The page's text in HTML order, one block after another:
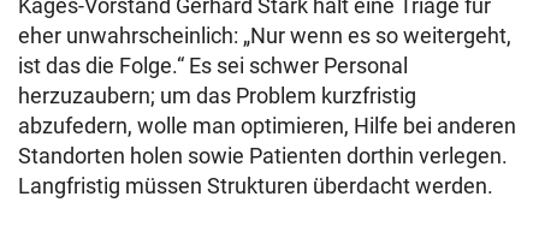
Kages-Vorstand Gerhard Stark hält eine Triage für
eher unwahrscheinlich: „Nur wenn es so weitergeht,
ist das die Folge.“ Es sei schwer Personal
herzuzaubern; um das Problem kurzfristig
abzufedern, wolle man optimieren, Hilfe bei anderen
Standorten holen sowie Patienten dorthin verlegen.
Langfristig müssen Strukturen überdacht werden.